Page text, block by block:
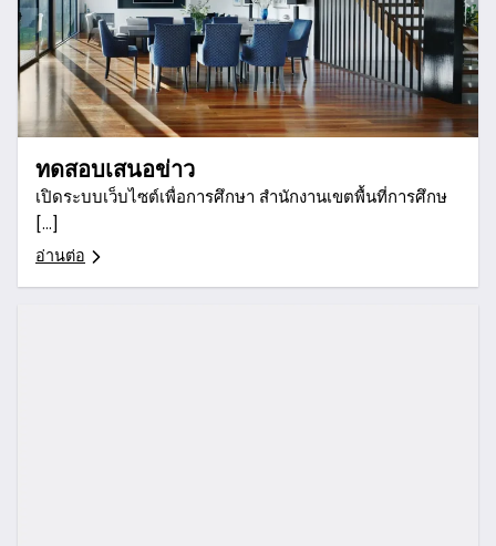
ทดสอบเสนอข่าว
เปิดระบบเว็บไซต์เพื่อการศึกษา สำนักงานเขตพื้นที่การศึกษ
[…]
อ่านต่อ